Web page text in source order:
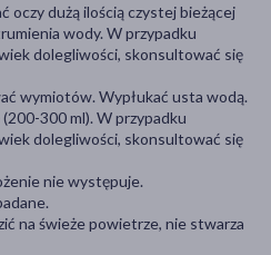
oczy dużą ilością czystej bieżącej
wody. W przypadku
dolegliwości, skonsultować się
wymiotów. Wypłukać usta wodą.
300 ml). W przypadku
dolegliwości, skonsultować się
nie występuje.
na świeże powietrze, nie stwarza